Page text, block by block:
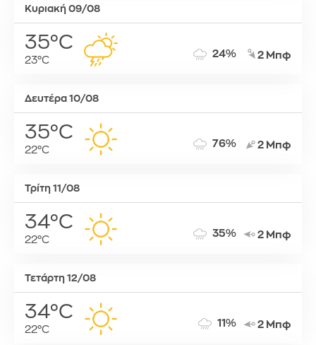
Κυριακή 09/08
35°C
23°C
24% 2 Μπφ
Δευτέρα 10/08
35°C
22°C
76% 2 Μπφ
Τρίτη 11/08
34°C
22°C
35% 2 Μπφ
Τετάρτη 12/08
34°C
22°C
11% 2 Μπφ